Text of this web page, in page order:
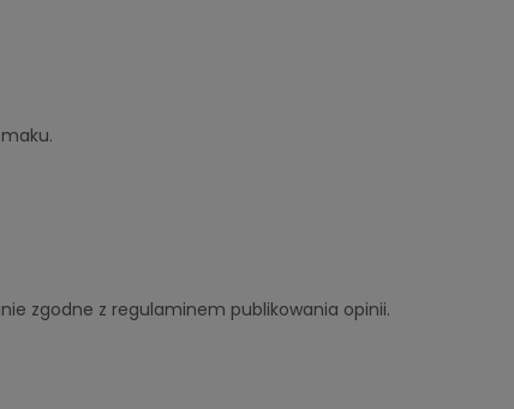
zgodne z regulaminem publikowania opinii.